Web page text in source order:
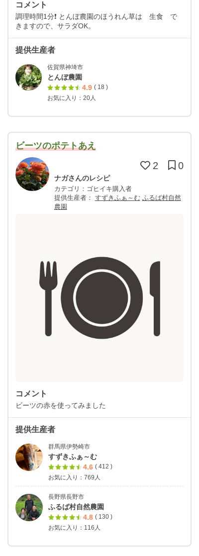
コメント
調理時間1分❗️ とんぼ農園のほうれん草は 生食 で
きますので、サラダOK。
提供生産者
佐賀県神埼市
とんぼ農園
4.9 ( 18 )
お気に入り：20人
ビーツのポテトあえ
2 0
ナガさんのレシピ
カテゴリ：ゴヒイキ購入者
提供生産者： すずきふぁ～む ふるば村自然
農園
コメント
ビーツの赤を使ってみました
提供生産者
群馬県伊勢崎市
すずきふぁ～む
4.6 ( 412 )
お気に入り：769人
長野県長野市
ふるば村自然農園
4.8 ( 130 )
お気に入り：116人